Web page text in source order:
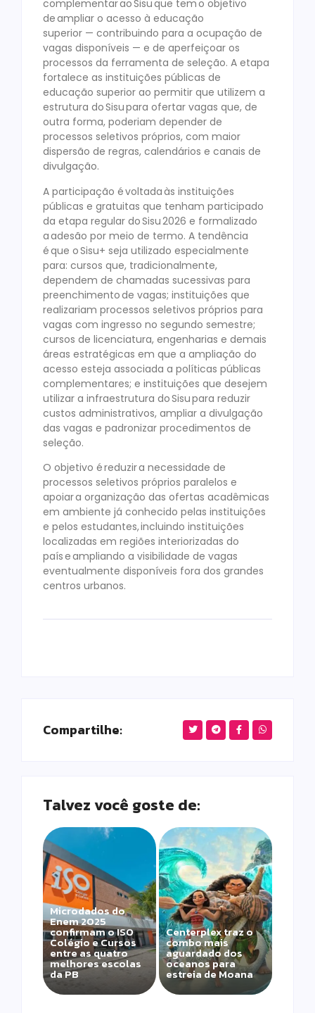
complementar ao Sisu que tem o objetivo
de ampliar o acesso à educação
superior — contribuindo para a ocupação de
vagas disponíveis — e de aperfeiçoar os
processos da ferramenta de seleção. A etapa
fortalece as instituições públicas de
educação superior ao permitir que utilizem a
estrutura do Sisu para ofertar vagas que, de
outra forma, poderiam depender de
processos seletivos próprios, com maior
dispersão de regras, calendários e canais de
divulgação.
A participação é voltada às instituições
públicas e gratuitas que tenham participado
da etapa regular do Sisu 2026 e formalizado
a adesão por meio de termo. A tendência
é que o Sisu+ seja utilizado especialmente
para: cursos que, tradicionalmente,
dependem de chamadas sucessivas para
preenchimento de vagas; instituições que
realizariam processos seletivos próprios para
vagas com ingresso no segundo semestre;
cursos de licenciatura, engenharias e demais
áreas estratégicas em que a ampliação do
acesso esteja associada a políticas públicas
complementares; e instituições que desejem
utilizar a infraestrutura do Sisu para reduzir
custos administrativos, ampliar a divulgação
das vagas e padronizar procedimentos de
seleção.
O objetivo é reduzir a necessidade de
processos seletivos próprios paralelos e
apoiar a organização das ofertas acadêmicas
em ambiente já conhecido pelas instituições
e pelos estudantes, incluindo instituições
localizadas em regiões interiorizadas do
país e ampliando a visibilidade de vagas
eventualmente disponíveis fora dos grandes
centros urbanos.
Compartilhe:
Talvez você goste de:
Microdados do
Enem 2025
confirmam o ISO
Colégio e Cursos
entre as quatro
melhores escolas
da PB
Centerplex traz o
combo mais
aguardado dos
oceanos para
estreia de Moana